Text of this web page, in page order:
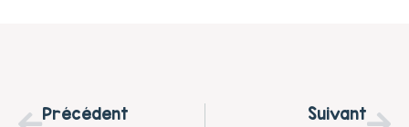
Précédent Suivant